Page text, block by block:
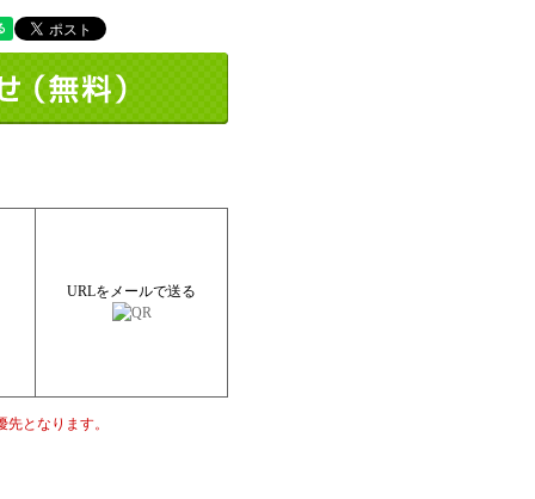
URLをメールで送る
となります。